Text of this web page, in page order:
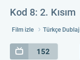
Kod 8: 2. Kısım
Film izle Türkçe Dublaj
152